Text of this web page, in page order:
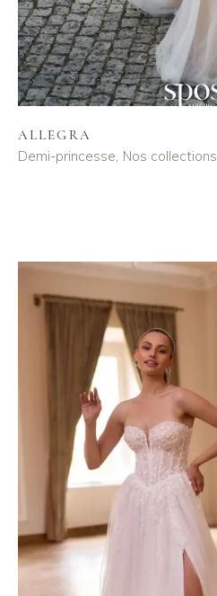
ALLEGRA
Demi-princesse Nos collections